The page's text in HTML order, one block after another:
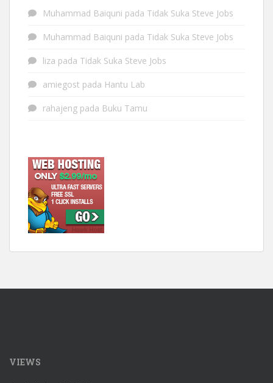
Muhammad Baiquni pada Tidak Suka Steve Jobs
Muhammad Baiquni pada Tidak Suka Steve Jobs
liza pada Tidak Suka Steve Jobs
amiegost pada Hantu Lab
rahajeng pada Buku Tamu
VIEWS